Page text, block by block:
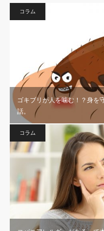
コラム
ゴキブリが人を噛む！？身を
話。
コラム